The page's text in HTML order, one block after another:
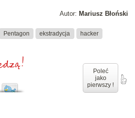
Autor: Mariusz Błoński
Pentagon ekstradycja hacker
Poleć
jako
pierwszy !